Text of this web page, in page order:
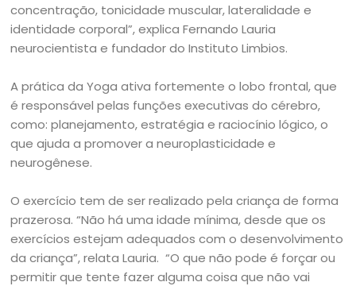
concentração, tonicidade muscular, lateralidade e
identidade corporal”, explica Fernando Lauria
neurocientista e fundador do Instituto Limbios.
A prática da Yoga ativa fortemente o lobo frontal, que
é responsável pelas funções executivas do cérebro,
como: planejamento, estratégia e raciocínio lógico, o
que ajuda a promover a neuroplasticidade e
neurogênese.
O exercício tem de ser realizado pela criança de forma
prazerosa. “Não há uma idade mínima, desde que os
exercícios estejam adequados com o desenvolvimento
da criança”, relata Lauria. “O que não pode é forçar ou
permitir que tente fazer alguma coisa que não vai